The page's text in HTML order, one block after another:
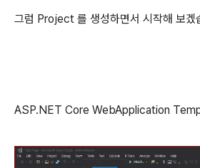
그럼 Project 를 생성하면서 시작해 보겠
ASP.NET Core WebApplication